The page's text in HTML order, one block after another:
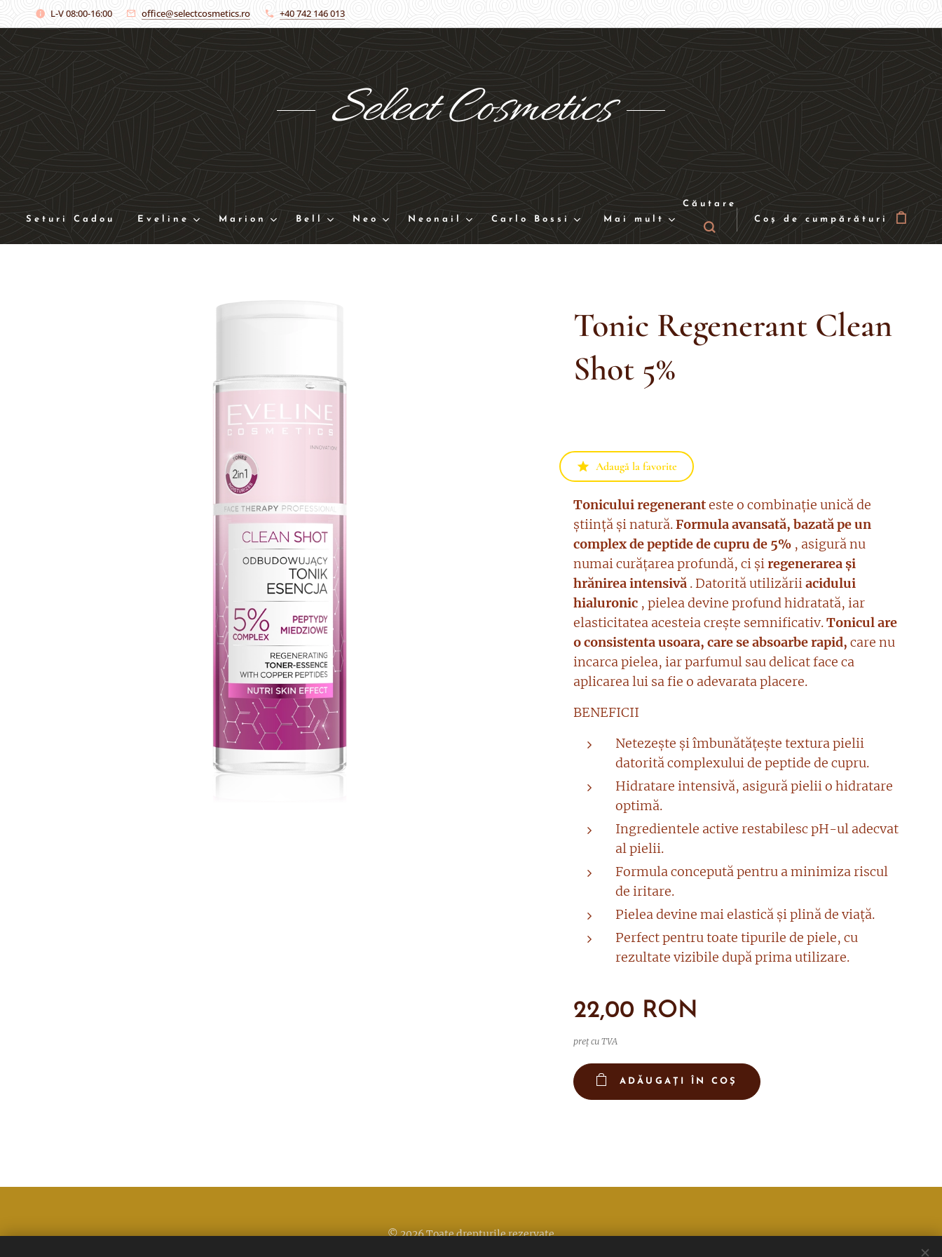
L-V 08:00-16:00 office@selectcosmetics.ro +40 742 146 013
Select Cosmetics
Seturi Cadou Eveline Marion Bell Neo Neonail Carlo Bossi Mai mult
Căutare
Coș de cumpărături
Tonic Regenerant Clean
Shot 5%
Adaugă la favorite
Tonicului regeneranteste o combinație unică de
știință și natură.Formula avansată, bazată pe un
complex de peptide de cupru de 5% , asigură nu
numai curățarea profundă, ci șiregenerarea și
hrănirea intensivă . Datorită utilizăriiacidului
hialuronic , pielea devine profund hidratată, iar
elasticitatea acesteia crește semnificativ.Tonicul are
o consistenta usoara, care se absoarbe rapid, care nu
incarca pielea, iar parfumul sau delicat face ca
aplicarea lui sa fie o adevarata placere.
BENEFICII
Netezește și îmbunătățește textura pielii
datorită complexului de peptide de cupru.
Hidratare intensivă, asigură pielii o hidratare
optimă.
Ingredientele active restabilesc pH-ul adecvat
al pielii.
Formula concepută pentru a minimiza riscul
de iritare.
Pielea devine mai elastică și plină de viață.
Perfect pentru toate tipurile de piele, cu
rezultate vizibile după prima utilizare.
22,00 RON
preț cu TVA
ADĂUGAȚI ÎN COȘ
© 2026 Toate drepturile rezervate